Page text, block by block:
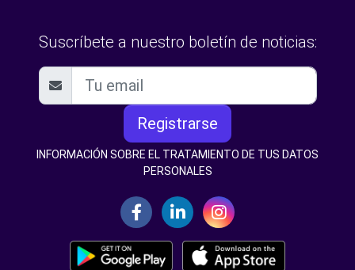
Suscríbete a nuestro boletín de noticias:
Registrarse
INFORMACIÓN SOBRE EL TRATAMIENTO DE TUS DATOS
PERSONALES